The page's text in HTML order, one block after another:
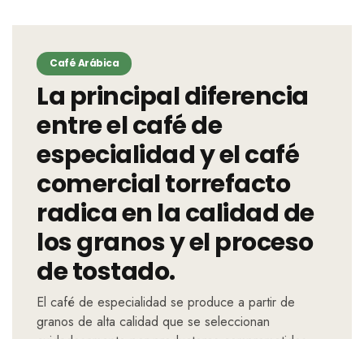
Café Arábica
La principal diferencia
entre el café de
especialidad y el café
comercial torrefacto
radica en la calidad de
los granos y el proceso
de tostado.
El café de especialidad se produce a partir de
granos de alta calidad que se seleccionan